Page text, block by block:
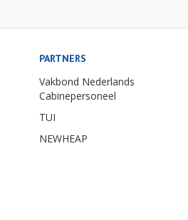
PARTNERS
Vakbond Nederlands
Cabinepersoneel
TUI
NEWHEAP